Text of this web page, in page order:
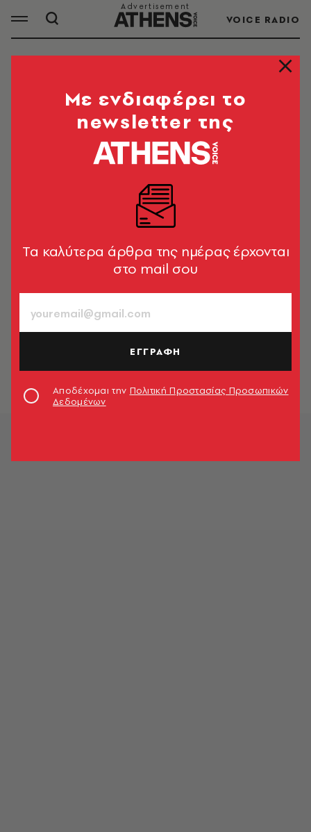
VOICE RADIO
ΟΛΑ ΤΑ ΑΡΘΡΑ ΤΟΥ TAG
TRENDING NOW
πρέπει να αποφύγουμε αλλά δεν θα
τα καταφέρουμε (video)
TRENDING NOW
Η τουαλέτα που ουρλιάζει και το
χαρτί του Τσουμπάκα
27.09.2016, 21:28
Mε ενδιαφέρει το
newsletter της
Tα καλύτερα άρθρα της ημέρας έρχονται
στο mail σου
ΕΓΓΡΑΦΗ
Αποδέχομαι την Πολιτική Προστασίας Προσωπικών
Δεδομένων